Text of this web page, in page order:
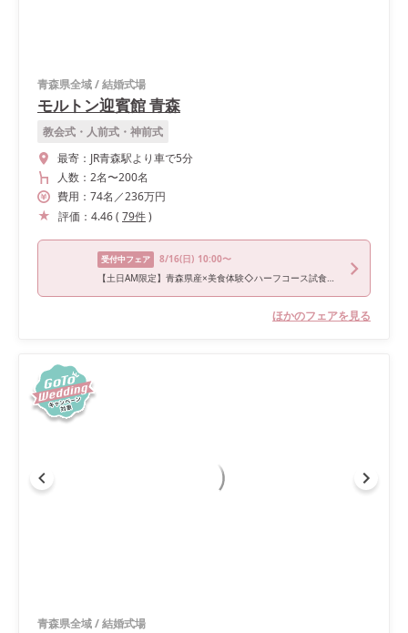
青森県全域/結婚式場
モルトン迎賓館 青森
教会式・人前式・神前式
最寄： JR青森駅より車で5分
人数： 2名〜200名
費用： 74名 ／236万円
評価： 4.46( 79件)
受付中フェア 8/16(日) 10:00〜
【土日AM限定】青森県産×美食体験◇ハーフコース試食＆相談会
ほかのフェアを見る
青森県全域/結婚式場